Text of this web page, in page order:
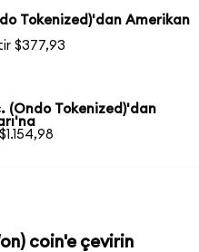
Tokenized)'dan Amerikan
$377,93
(Ondo Tokenized)'dan
coin'e çevirin